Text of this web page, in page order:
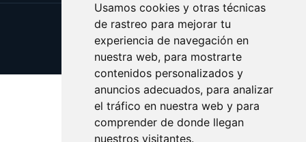
Usamos cookies y otras técnicas
de rastreo para mejorar tu
experiencia de navegación en
nuestra web, para mostrarte
contenidos personalizados y
anuncios adecuados, para analizar
el tráfico en nuestra web y para
comprender de donde llegan
nuestros visitantes.
Update cookies preferences
Copyright © 2025 abastos.es